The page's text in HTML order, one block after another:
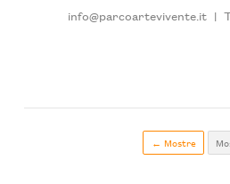
info@parcoartevivente.it |
← Mostre